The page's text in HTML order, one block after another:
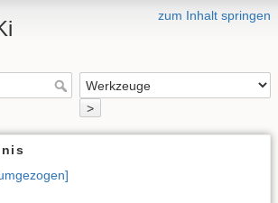
zum Inhalt springen
>